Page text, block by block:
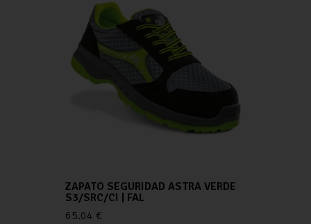
ZAPATO SEGURIDAD ASTRA VERDE
S3/SRC/CI | FAL
65.04 €